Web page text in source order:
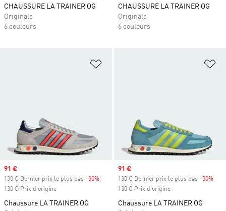
CHAUSSURE LA TRAINER OG
Originals
6 couleurs
CHAUSSURE LA TRAINER OG
Originals
6 couleurs
Ajouter à la Liste de produits
Prix soldé
91 €
130 € Dernier prix le plus bas -30%
130 € Prix d'origine
Chaussure LA TRAINER OG
Prix soldé
91 €
130 € Dernier prix le plus bas -30%
130 € Prix d'origine
Chaussure LA TRAINER OG